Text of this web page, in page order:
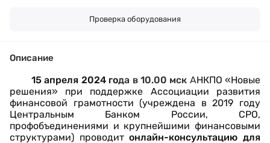
Проверка оборудования
Описание
15 апреля 2024 года в 10.00 мск АНКПО «Новые
решения» при поддержке Ассоциации развития
финансовой грамотности (учреждена в 2019 году
Центральным Банком России, СРО,
профобъединениями и крупнейшими финансовыми
структурами) проводитонлайн-консультацию для